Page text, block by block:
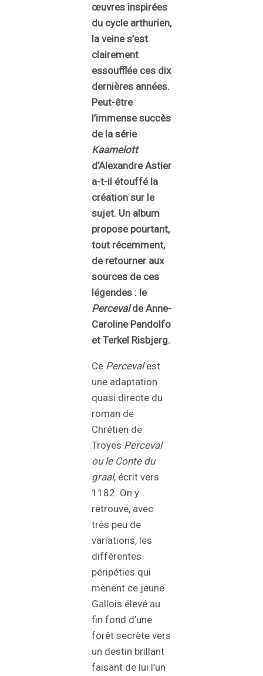
œuvres inspirées
du cycle arthurien,
la veine s’est
clairement
essoufflée ces dix
dernières années.
Peut-être
l’immense succès
de la série
Kaamelott
d’Alexandre Astier
a-t-il étouffé la
création sur le
sujet. Un album
propose pourtant,
tout récemment,
de retourner aux
sources de ces
légendes : le
Percevalde Anne-
Caroline Pandolfo
et Terkel Risbjerg.
Ce Percevalest
une adaptation
quasi directe du
roman de
Chrétien de
Troyes Perceval
ou le Conte du
graal, écrit vers
1182. On y
retrouve, avec
très peu de
variations, les
différentes
péripéties qui
mènent ce jeune
Gallois élevé au
fin fond d’une
forêt secrète vers
un destin brillant
faisant de lui l’un